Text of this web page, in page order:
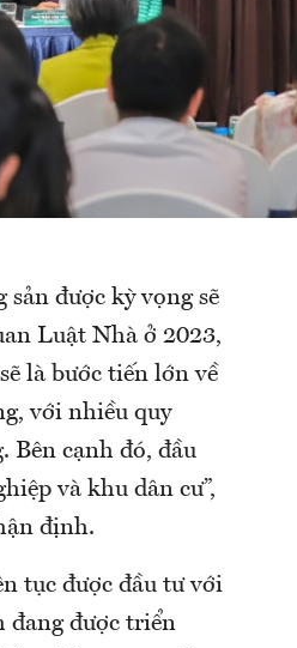
được kỳ vọng sẽ
Luật Nhà ở 2023,
là bước tiến lớn về
với nhiều quy
Bên cạnh đó, đầu
và khu dân cư”,
định.
tục được đầu tư với
đang được triển